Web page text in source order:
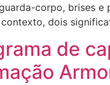
corpo, brises e
contexto, dois
de